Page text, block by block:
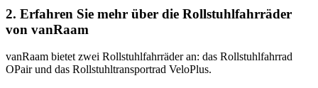
2. Erfahren Sie mehr über die Rollstuhlfahrräder
von vanRaam
vanRaam bietet zwei Rollstuhlfahrräder an: das Rollstuhlfahrrad
OPair und das Rollstuhltransportrad VeloPlus.